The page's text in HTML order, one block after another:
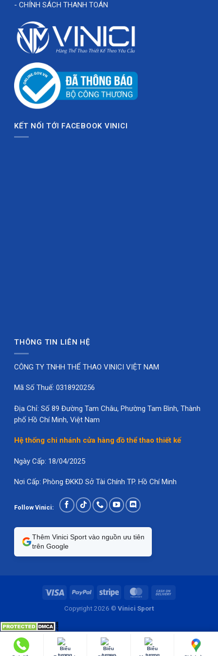
- CHÍNH SÁCH THANH TOÁN
KẾT NỐI TỚI FACEBOOK VINICI
THÔNG TIN LIÊN HỆ
CÔNG TY TNHH THỂ THAO VINICI VIỆT NAM
Mã Số Thuế: 0318920256
Địa Chỉ: Số 89 Đường Tam Châu, Phường Tam Bình, Thành
phố Hồ Chí Minh, Việt Nam
Hệ thống chi nhánh cửa hàng đồ thể thao thiết kế
Ngày Cấp: 18/04/2025
Nơi Cấp: Phòng ĐKKD Sở Tài Chính TP. Hồ Chí Minh
Follow Vinici:
Thêm Vinici Sport vào nguồn ưu tiên
trên Google
Copyright 2026 © Vinici Sport